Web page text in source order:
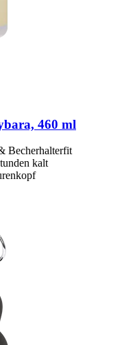
460 ml
Becherhalterfit
kalt